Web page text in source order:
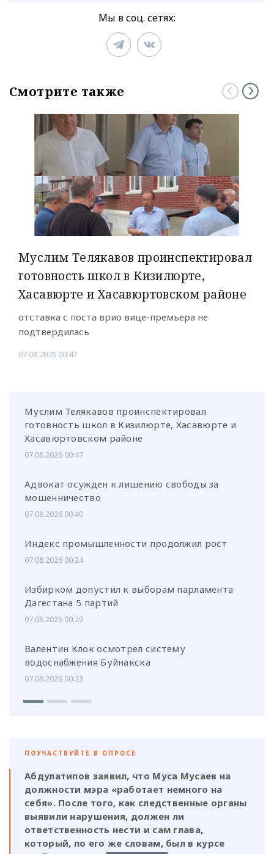
Мы в соц. сетях:
Смотрите также
Муслим Телякавов проинспектировал
готовность школ в Кизилюрте,
Хасавюрте и Хасавюртовском районе
отставка с поста врио вице-премьера не
подтвердилась
07.08.2026 00:47
Муслим Телякавов проинспектировал
готовность школ в Кизилюрте, Хасавюрте и
Хасавюртовском районе
07.08.2026 00:47
Адвокат осужден к лишению свободы за
мошенничество
07.08.2026 00:40
Индекс промышленности продолжил рост
07.08.2026 00:34
Избирком допустил к выборам парламента
Дагестана 5 партий
07.08.2026 00:29
Валентин Клок осмотрел систему
водоснабжения Буйнакска
07.08.2026 00:23
ПОУЧАСТВУЙТЕ В ОПРОСЕ
Абдулатипов заявил, что Муса Мусаев на
должности мэра «работает немного на
себя». После того, как следственные органы
выявили нарушения, должен ли
ответственность нести и сам глава,
который, по его же словам, был в курсе